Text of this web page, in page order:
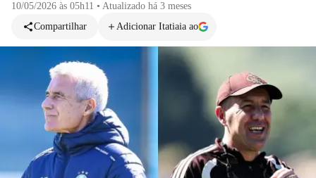
10/05/2026 às 05h11 • Atualizado há 3 meses
Compartilhar
Adicionar Itatiaia ao